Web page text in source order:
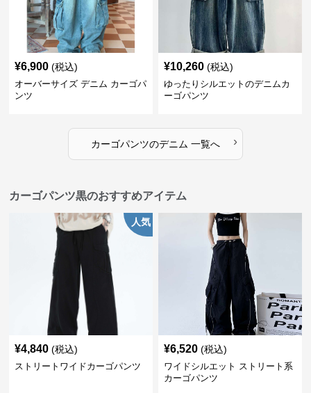
¥6,900 (税込)
オーバーサイズ デニム カーゴパ
ンツ
¥10,260 (税込)
ゆったりシルエットのデニムカ
ーゴパンツ
カーゴパンツのデニム 一覧へ ›
カーゴパンツ黒のおすすめアイテム
人気
¥4,840 (税込)
ストリートワイドカーゴパンツ
¥6,520 (税込)
ワイドシルエット ストリート系
カーゴパンツ